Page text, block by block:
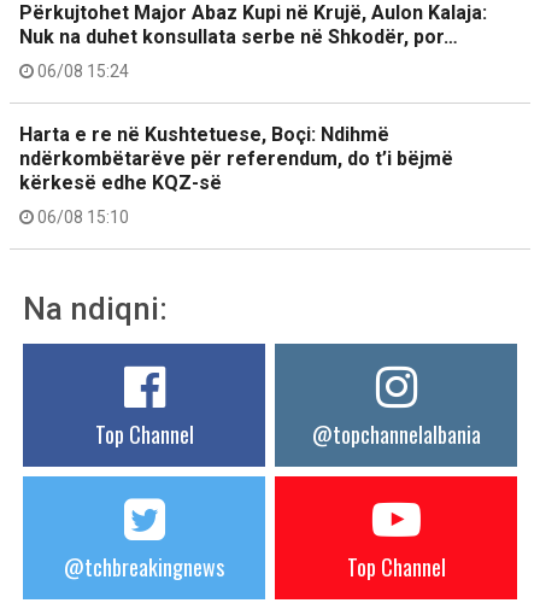
Përkujtohet Major Abaz Kupi në Krujë, Aulon Kalaja:
Nuk na duhet konsullata serbe në Shkodër, por…
06/08 15:24
Harta e re në Kushtetuese, Boçi: Ndihmë
ndërkombëtarëve për referendum, do t’i bëjmë
kërkesë edhe KQZ-së
06/08 15:10
Na ndiqni:
Top Channel @topchannelalbania
@tchbreakingnews Top Channel